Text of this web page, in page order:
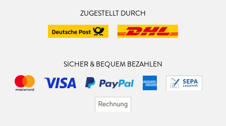
ZUGESTELLT DURCH
SICHER & BEQUEM BEZAHLEN